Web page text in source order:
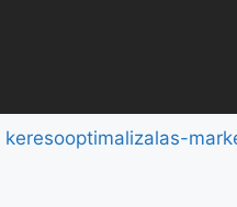
keresooptimalizalas-